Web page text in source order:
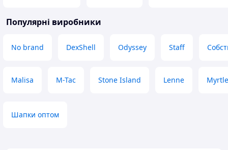
Популярні виробники
No brand DexShell Odyssey Staff
Malisa M-Tac Stone Island Lenne
Шапки оптом